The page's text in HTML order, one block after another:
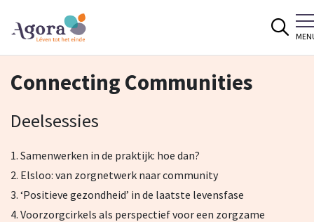
Connecting Communities
Deelsessies
1. Samenwerken in de praktijk: hoe dan?
2. Elsloo: van zorgnetwerk naar community
3. ‘Positieve gezondheid’ in de laatste levensfase
4. Voorzorgcirkels als perspectief voor een zorgzame